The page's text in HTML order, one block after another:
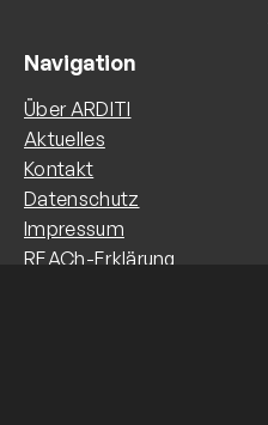
Navigation
Über ARDITI
Aktuelles
Kontakt
Datenschutz
Impressum
REACh-Erklärung